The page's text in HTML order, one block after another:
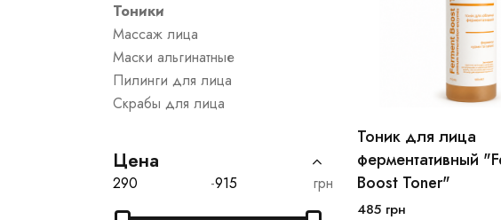
Тоники
Массаж лица
Маски альгинатные
Пилинги для лица
Скрабы для лица
Цена
- грн
Тоник для лица
ферментативный
Boost Toner"
485 грн